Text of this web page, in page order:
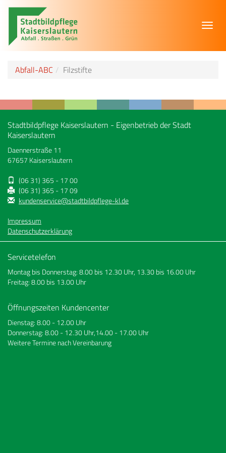
Abfall-ABC Filzstifte
Stadtbildpflege Kaiserslautern - Eigenbetrieb der Stadt
Kaiserslautern
Daennerstraße 11
67657 Kaiserslautern
(06 31) 365 - 17 00
(06 31) 365 - 17 09
kundenservice@stadtbildpflege-kl.de
Impressum
Datenschutzerklärung
Servicetelefon
Montag bis Donnerstag: 8.00 bis 12.30 Uhr, 13.30 bis 16.00 Uhr
Freitag: 8.00 bis 13.00 Uhr
Öffnungszeiten Kundencenter
Dienstag: 8.00 - 12.00 Uhr
Donnerstag: 8.00 - 12.30 Uhr,14.00 - 17.00 Uhr
Weitere Termine nach Vereinbarung